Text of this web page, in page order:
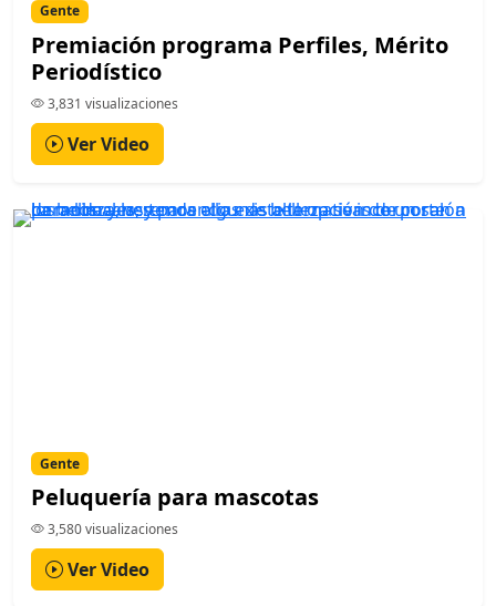
Gente
Premiación programa Perfiles, Mérito
Periodístico
3,831 visualizaciones
Ver Video
Gente
Peluquería para mascotas
3,580 visualizaciones
Ver Video